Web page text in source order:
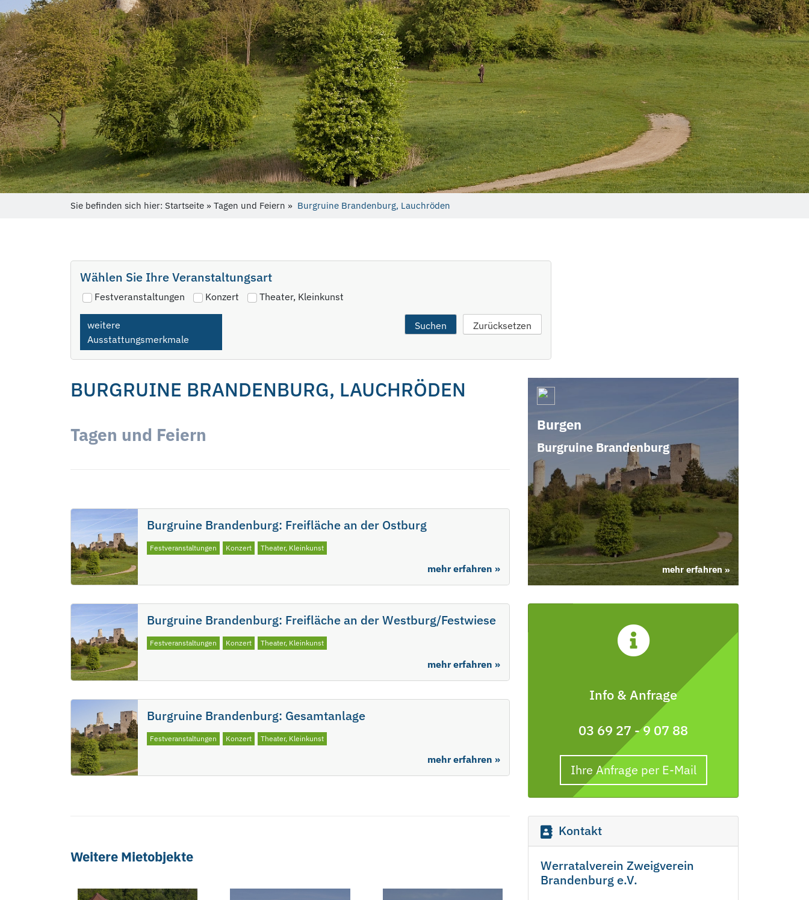
Sie befinden sich hier: Startseite » Tagen und Feiern » Burgruine Brandenburg, Lauchröden
Wählen Sie Ihre Veranstaltungsart
Festveranstaltungen Konzert Theater, Kleinkunst
weitere
Ausstattungsmerkmale
BURGRUINE BRANDENBURG, LAUCHRÖDEN
Tagen und Feiern
Burgruine Brandenburg: Freifläche an der Ostburg
Festveranstaltungen Konzert Theater, Kleinkunst
mehr erfahren »
Burgruine Brandenburg: Freifläche an der Westburg/Festwiese
Festveranstaltungen Konzert Theater, Kleinkunst
mehr erfahren »
Burgruine Brandenburg: Gesamtanlage
Festveranstaltungen Konzert Theater, Kleinkunst
mehr erfahren »
Weitere Mietobjekte
Burgen
Burgruine Brandenburg
mehr erfahren »
Info & Anfrage
03 69 27 - 9 07 88
Ihre Anfrage per E-Mail
Kontakt
Werratalverein Zweigverein
Brandenburg e.V.